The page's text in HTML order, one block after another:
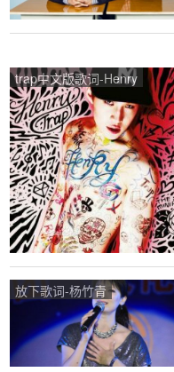
trap中文版歌词-Henry
放下歌词-杨竹青